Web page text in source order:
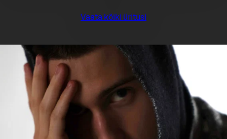
Vaata kõiki üritusi